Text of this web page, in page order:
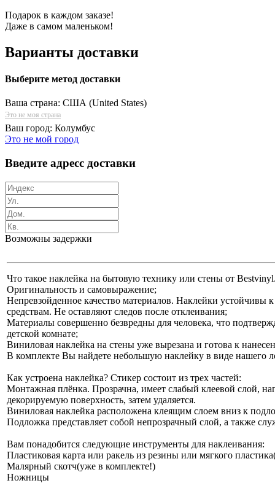
Подарок в каждом заказе!
Даже в самом маленьком!
Варианты доставки
Выберите метод доставки
Ваша страна: США (United States)
Это не моя страна
Ваш город: Колумбус
Это не мой город
Введите адресс доставки
Возможны задержки
Что такое наклейка на бытовую технику или стены от
Оригинальность и самовыражение;
Непревзойденное качество материалов. Наклейки
средствам. Не оставляют следов после отклеивания;
Материалы совершенно безвредны для человека, что
детской комнате;
Виниловая наклейка на стены уже вырезана и готова к
В комплекте Вы найдете небольшую наклейку в виде нашего
Как устроена наклейка? Стикер состоит из трех частей:
Монтажная плёнка. Прозрачна, имеет слабый клеевой слой,
декорируемую поверхность, затем удаляется.
Виниловая наклейка расположена клеящим слоем вниз к
Подложка представляет собой непрозрачный слой, а также
Вам понадобится следующие инструменты для наклеивания:
Пластиковая карта или ракель из резины или мягкого
Малярный скотч(уже в комплекте!)
Ножницы